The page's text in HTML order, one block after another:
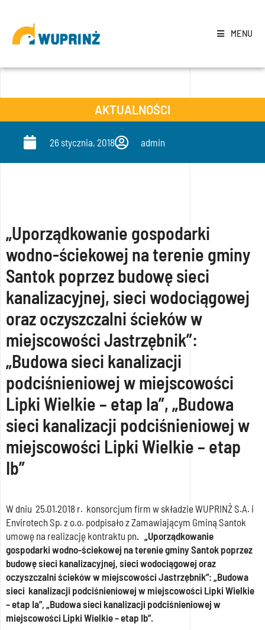
MENU
AKTUALNOŚCI
26 stycznia, 2018 admin
„Uporządkowanie gospodarki
wodno-ściekowej na terenie gminy
Santok poprzez budowę sieci
kanalizacyjnej, sieci wodociągowej
oraz oczyszczalni ścieków w
miejscowości Jastrzębnik”:
„Budowa sieci kanalizacji
podciśnieniowej w miejscowości
Lipki Wielkie – etap Ia”, „Budowa
sieci kanalizacji podciśnieniowej w
miejscowości Lipki Wielkie – etap
Ib”
W dniu 25.01.2018 r. konsorcjum firm w składzie WUPRINŻ S.A. i
Envirotech Sp. z o.o. podpisało z Zamawiającym Gminą Santok
umowę na realizację kontraktu pn. „Uporządkowanie
gospodarki wodno-ściekowej na terenie gminy Santok poprzez
budowę sieci kanalizacyjnej, sieci wodociągowej oraz
oczyszczalni ścieków w miejscowości Jastrzębnik”: „Budowa
sieci kanalizacji podciśnieniowej w miejscowości Lipki Wielkie
– etap Ia”, „Budowa sieci kanalizacji podciśnieniowej w
miejscowości Lipki Wielkie – etap Ib”.